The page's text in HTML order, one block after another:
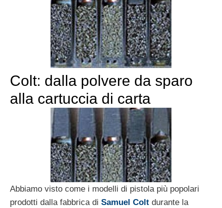
Colt: dalla polvere da sparo
alla cartuccia di carta
Abbiamo visto come i modelli di pistola più popolari
prodotti dalla fabbrica di Samuel Colt durante la